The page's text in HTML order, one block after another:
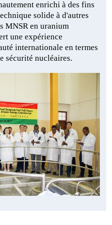
enrichi à des fins
solide à d'autres
MNSR en uranium
une expérience
internationale en termes
sécurité nucléaires.